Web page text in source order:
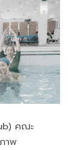
คณะ
าพ